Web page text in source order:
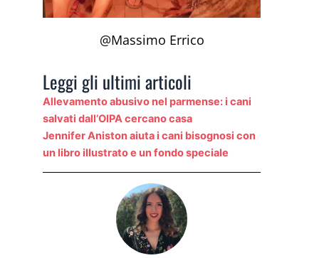
@Massimo Errico
Leggi gli ultimi articoli
Allevamento abusivo nel parmense: i cani
salvati dall’OIPA cercano casa
Jennifer Aniston aiuta i cani bisognosi con
un libro illustrato e un fondo speciale